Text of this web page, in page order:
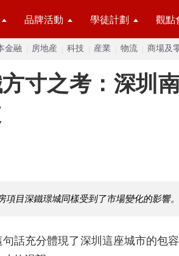
品牌活動 學徒計劃 觀點
金融 房地産 科技 産業 物流 商場及
寸之考：深圳
項目深鐵璟城同樣受到了市場變化的影響。
句話充分體現了深圳這座城市的包